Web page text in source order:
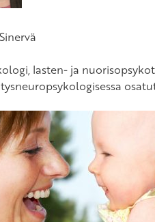
lasten- ja